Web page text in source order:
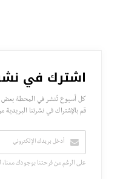
اشترك في
كل أسبوع تُنشر في المحطة بعض
قم بالإشتراك في نشرتنا البريدية
على الرغم من فرحتنا بوجودك